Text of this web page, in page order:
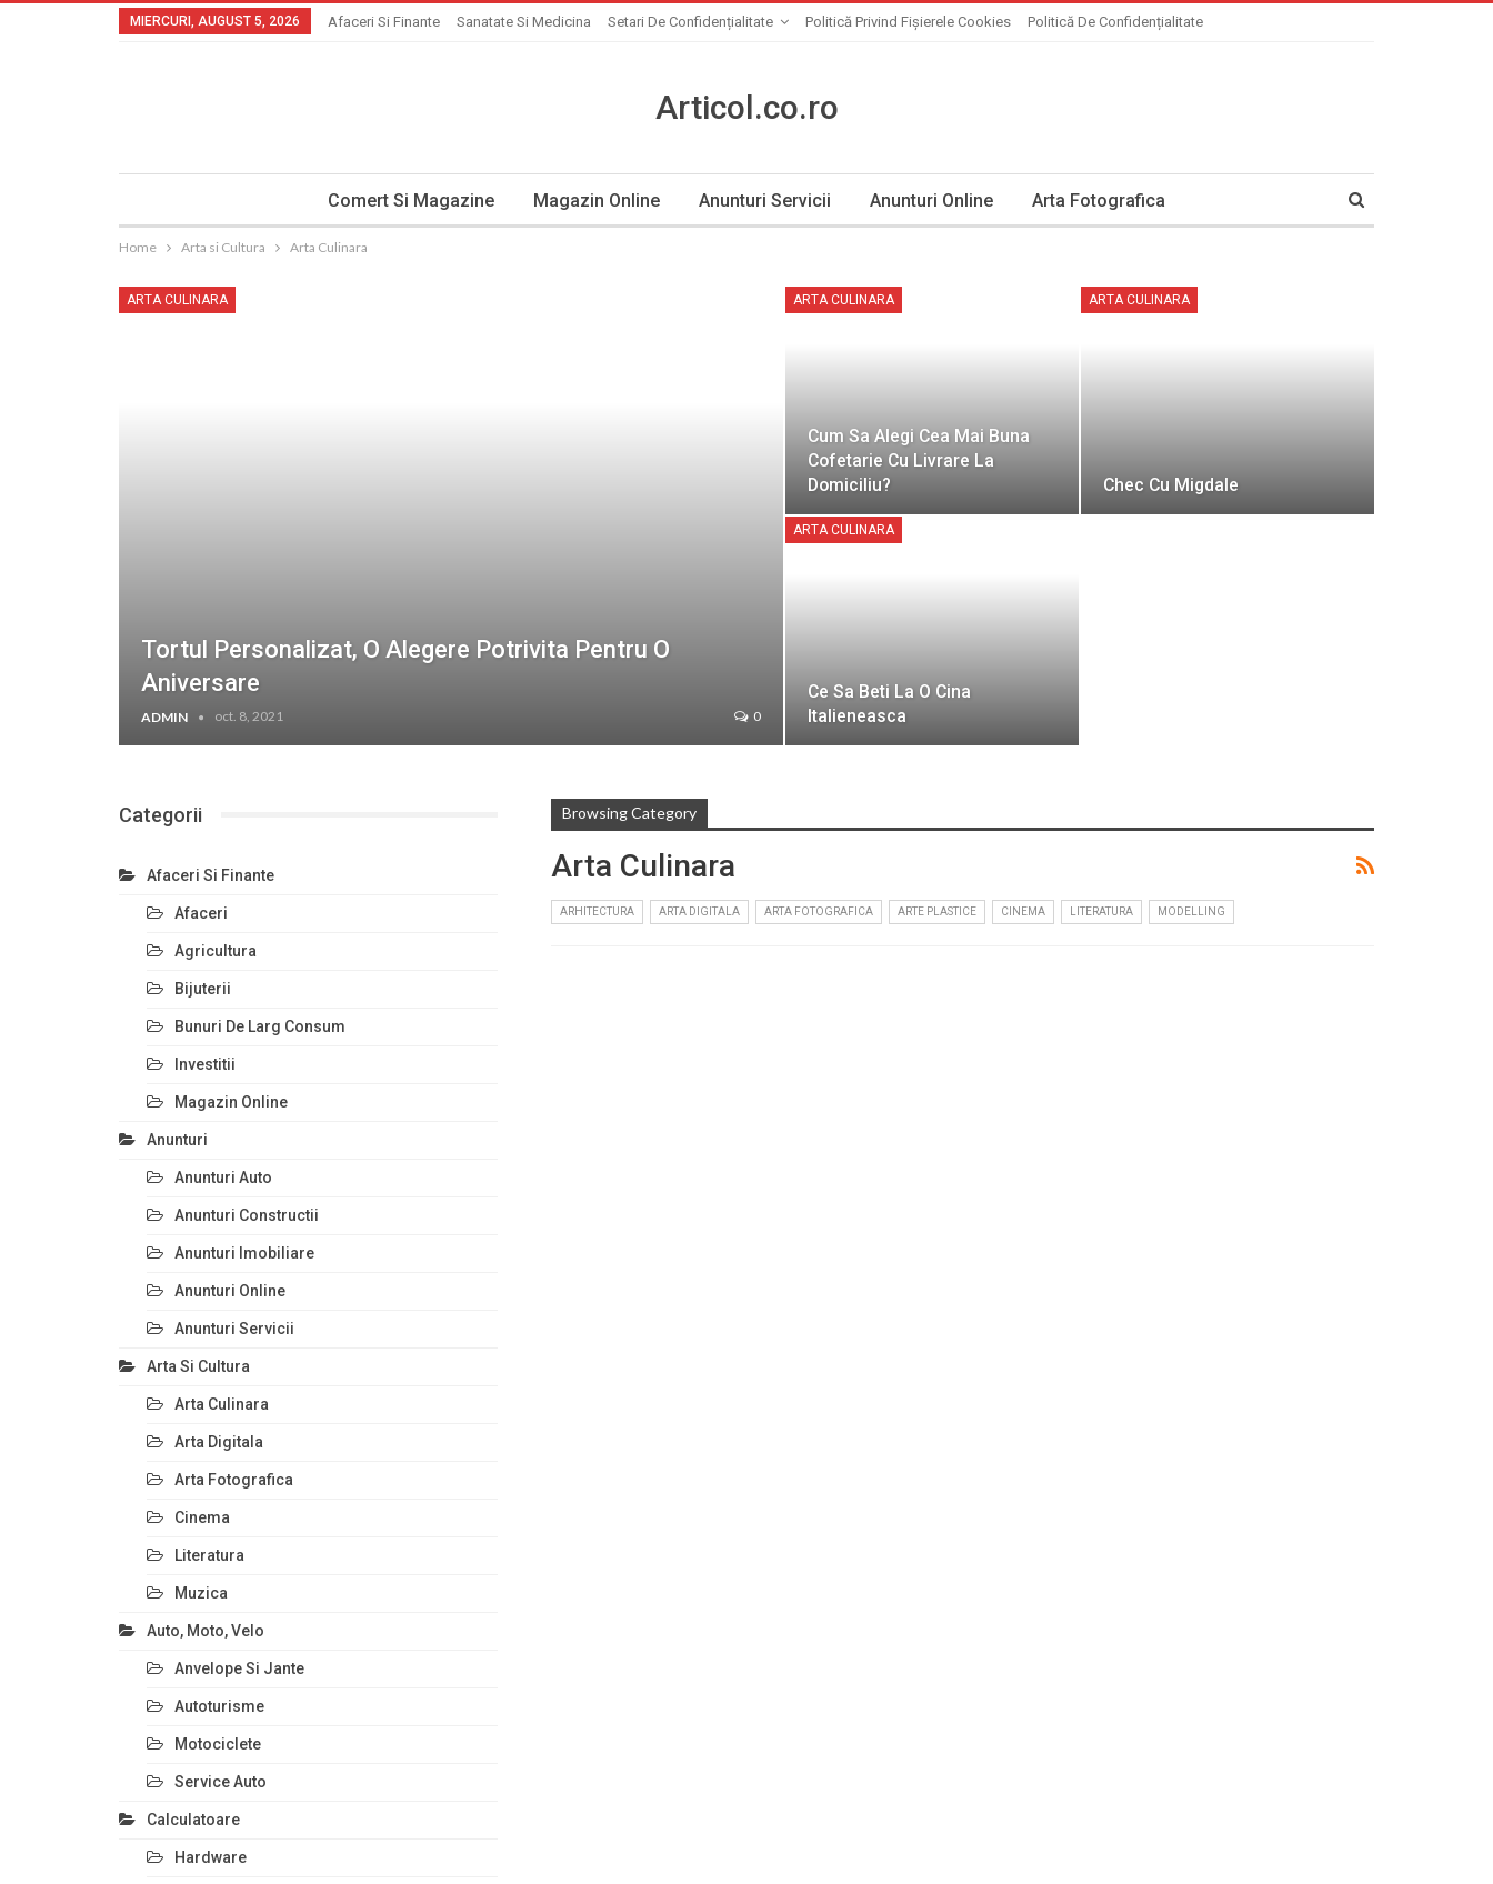
MIERCURI, AUGUST 5, 2026 Afaceri Si Finante Sanatate Si Medicina Setari De Confidențialitate Politică Privind Fișierele Cookies Politică De Confidențialitate
Articol.co.ro
Comert Si Magazine Magazin Online Anunturi Servicii Anunturi Online Arta Fotografica
Home Arta si Cultura Arta Culinara
ARTA CULINARA
Tortul Personalizat, O Alegere Potrivita Pentru O
Aniversare
ADMIN oct. 8, 2021 0
ARTA CULINARA
Cum Sa Alegi Cea Mai Buna
Cofetarie Cu Livrare La
Domiciliu?
ARTA CULINARA
Chec Cu Migdale
ARTA CULINARA
Ce Sa Beti La O Cina
Italieneasca
Browsing Category
Arta Culinara
ARHITECTURA ARTA DIGITALA ARTA FOTOGRAFICA ARTE PLASTICE CINEMA LITERATURA MODELLING
Categorii
Afaceri Si Finante
Afaceri
Agricultura
Bijuterii
Bunuri De Larg Consum
Investitii
Magazin Online
Anunturi
Anunturi Auto
Anunturi Constructii
Anunturi Imobiliare
Anunturi Online
Anunturi Servicii
Arta Si Cultura
Arta Culinara
Arta Digitala
Arta Fotografica
Cinema
Literatura
Muzica
Auto, Moto, Velo
Anvelope Si Jante
Autoturisme
Motociclete
Service Auto
Calculatoare
Hardware